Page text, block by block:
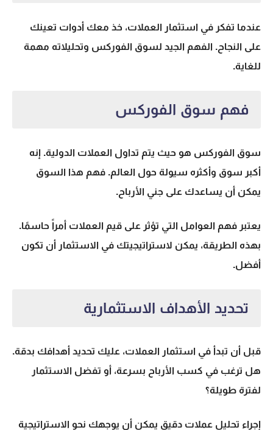
عندما تفكر في استثمار العملات، خذ معك أدوات تعينك
على النجاح. الفهم الجيد لسوق الفوركس وتحليلاته مهمة
للغاية.
فهم سوق الفوركس
سوق الفوركس هو حيث يتم تداول العملات الدولية. إنه
أكبر سوق وأكثره سيولة حول العالم. فهم هذا السوق
يمكن أن يساعدك على جني الأرباح.
يعتبر فهم العوامل التي تؤثر على قيم العملات أمراً حاسمًا.
بهذه الطريقة، يمكن لاستراتيجيتك في الاستثمار أن تكون
أفضل.
تحديد الأهداف الاستثمارية
قبل أن تبدأ في استثمار العملات، عليك تحديد أهدافك بدقة.
هل ترغب في كسب الأرباح بسرعة، أو تفضل الاستثمار
لفترة طويلة؟
إجراء تحليل عملات دقيق يمكن أن يوجهك نحو الاستراتيجية